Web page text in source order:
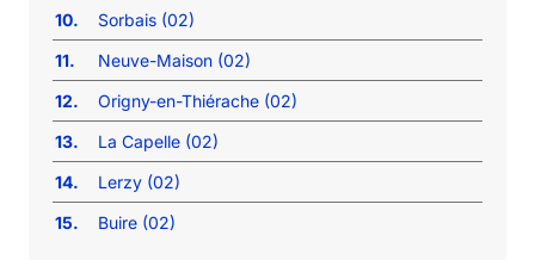
10.
Sorbais (02)
11.
Neuve-Maison (02)
12.
Origny-en-Thiérache (02)
13.
La Capelle (02)
14.
Lerzy (02)
15.
Buire (02)